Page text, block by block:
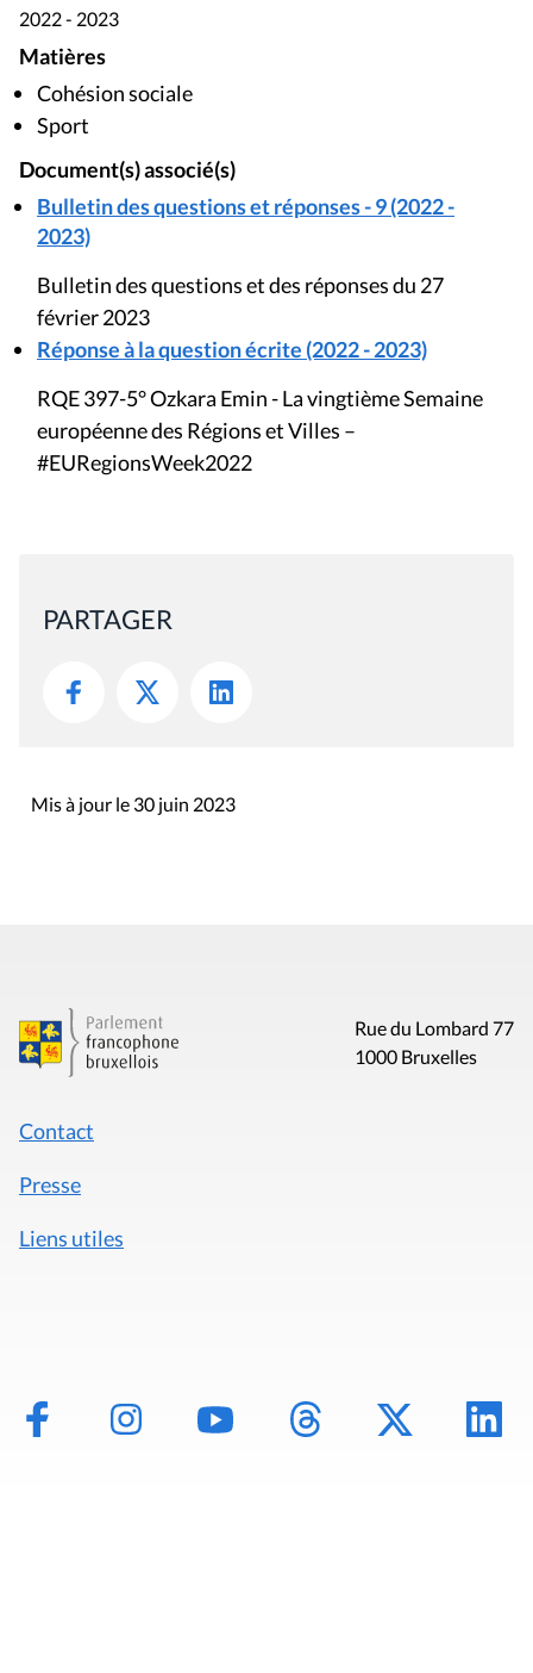
2022 - 2023
Matières
Cohésion sociale
Sport
Document(s) associé(s)
Bulletin des questions et réponses - 9 (2022 -
2023)
Bulletin des questions et des réponses du 27
février 2023
Réponse à la question écrite (2022 - 2023)
RQE 397-5° Ozkara Emin - La vingtième Semaine
européenne des Régions et Villes –
#EURegionsWeek2022
PARTAGER
Mis à jour le 30 juin 2023
Rue du Lombard 77
1000 Bruxelles
Contact
Presse
Liens utiles